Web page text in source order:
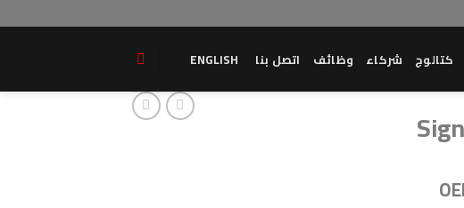
كتالوج شركاء وظائف اتصل بنا ENGLISH